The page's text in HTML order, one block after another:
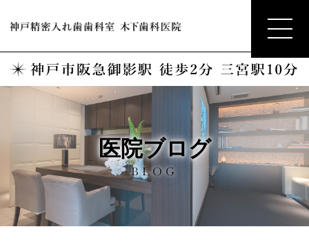
医院ブログ
BLOG